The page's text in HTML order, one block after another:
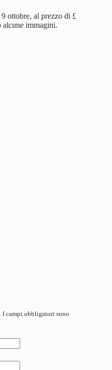
ottobre, al prezzo di £
alcune immagini.
I campi obbligatori sono